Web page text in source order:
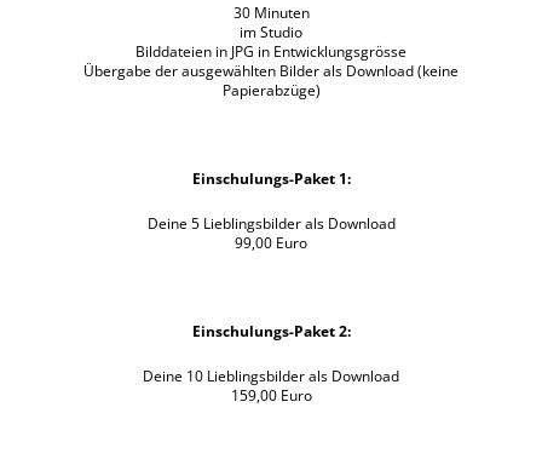
30 Minuten
im Studio
Bilddateien in JPG in Entwicklungsgrösse
Übergabe der ausgewählten Bilder als Download (keine
Papierabzüge)
Einschulungs-Paket 1:
Deine 5 Lieblingsbilder als Download
99,00 Euro
Einschulungs-Paket 2:
Deine 10 Lieblingsbilder als Download
159,00 Euro